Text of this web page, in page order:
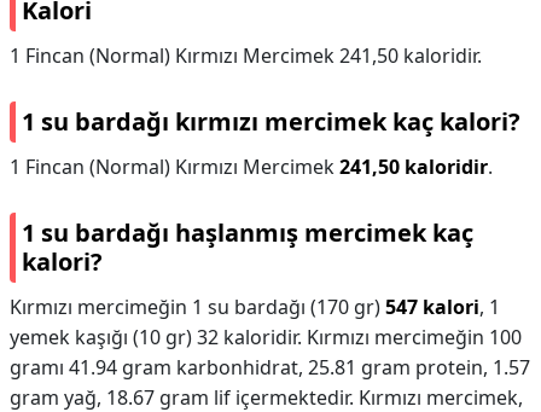
Kalori
1 Fincan (Normal) Kırmızı Mercimek 241,50 kaloridir.
1 su bardağı kırmızı mercimek kaç kalori?
1 Fincan (Normal) Kırmızı Mercimek241,50 kaloridir.
1 su bardağı haşlanmış mercimek kaç
kalori?
Kırmızı mercimeğin 1 su bardağı (170 gr)547 kalori, 1
yemek kaşığı (10 gr) 32 kaloridir. Kırmızı mercimeğin 100
gramı 41.94 gram karbonhidrat, 25.81 gram protein, 1.57
gram yağ, 18.67 gram lif içermektedir. Kırmızı mercimek,